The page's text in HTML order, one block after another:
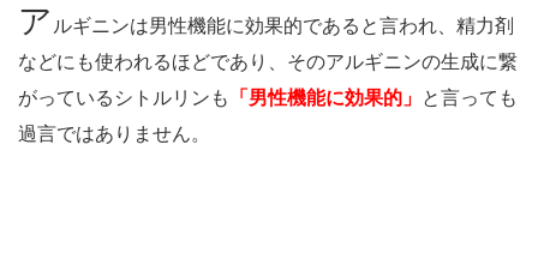
ア ルギニンは男性機能に効果的であると言われ、精力剤
などにも使われるほどであり、そのアルギニンの生成に繋
がっているシトルリンも
「男性機能に効果的」 と言っても
過言ではありません。